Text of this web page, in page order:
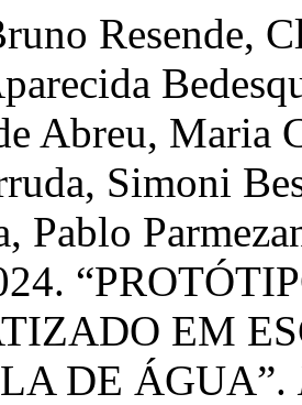
Resende,
Abreu, Maria
Simoni
Pablo
EM
DE ÁGUA”.